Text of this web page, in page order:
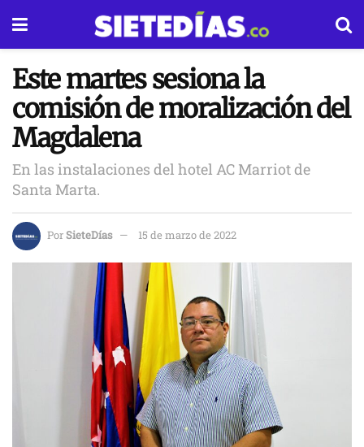
Este martes sesiona la
comisión de moralización del
Magdalena
En las instalaciones del hotel AC Marriot de
Santa Marta.
PorSieteDías 15 de marzo de 2022